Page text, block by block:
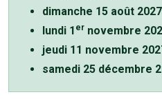
dimanche 15 août 2027
lundi 1 er novembre
jeudi 11 novembre
samedi 25 décembre